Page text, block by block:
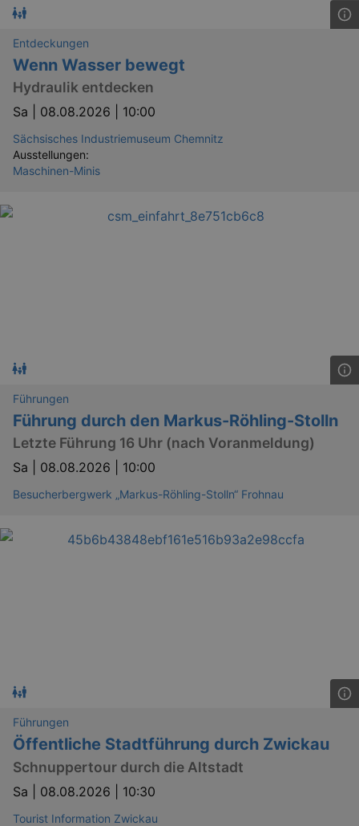
Entdeckungen
Wenn Wasser bewegt
Hydraulik entdecken
Sa | 08.08.2026 | 10:00
Sächsisches Industriemuseum Chemnitz
Ausstellungen:
Maschinen-Minis
Führungen
Führung durch den Markus-Röhling-Stolln
Letzte Führung 16 Uhr (nach Voranmeldung)
Sa | 08.08.2026 | 10:00
Besucherbergwerk „Markus-Röhling-Stolln“ Frohnau
Führungen
Öffentliche Stadtführung durch Zwickau
Schnuppertour durch die Altstadt
Sa | 08.08.2026 | 10:30
Tourist Information Zwickau